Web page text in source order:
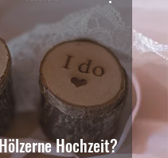
Hochzeit?